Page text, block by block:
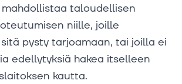
taloudellisen
niille, joille
pysty tarjoamaan, tai joilla ei
edellytyksiä hakea itselleen
kautta.